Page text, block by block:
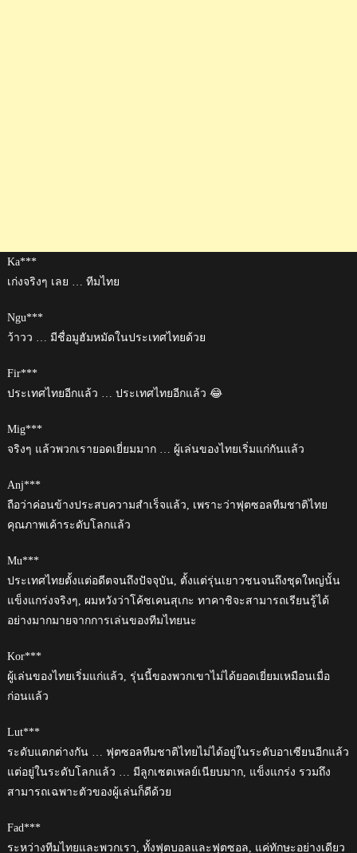
Ka***
เก่งจริงๆ เลย … ทีมไทย
Ngu***
ว้าวว … มีชื่อมูฮัมหมัดในประเทศไทยด้วย
Fir***
ประเทศไทยอีกแล้ว … ประเทศไทยอีกแล้ว 😂
Mig***
จริงๆ แล้วพวกเรายอดเยี่ยมมาก … ผู้เล่นของไทยเริ่มแก่กันแล้ว
Anj***
ถือว่าค่อนข้างประสบความสำเร็จแล้ว, เพราะว่าฟุตซอลทีมชาติไทย
คุณภาพเค้าระดับโลกแล้ว
Mu***
ประเทศไทยตั้งแต่อดีตจนถึงปัจจุบัน, ตั้งแต่รุ่นเยาวชนจนถึงชุดใหญ่นั้น
แข็งแกร่งจริงๆ, ผมหวังว่าโค้ชเคนสุเกะ ทาคาชิจะสามารถเรียนรู้ได้
อย่างมากมายจากการเล่นของทีมไทยนะ
Kor***
ผู้เล่นของไทยเริ่มแก่แล้ว, รุ่นนี้ของพวกเขาไม่ได้ยอดเยี่ยมเหมือนเมื่อ
ก่อนแล้ว
Lut***
ระดับแตกต่างกัน … ฟุตซอลทีมชาติไทยไม่ได้อยู่ในระดับอาเซียนอีกแล้ว
แต่อยู่ในระดับโลกแล้ว … มีลูกเซตเพลย์เนียบมาก, แข็งแกร่ง รวมถึง
สามารถเฉพาะตัวของผู้เล่นก็ดีด้วย
Fad***
ระหว่างทีมไทยและพวกเรา, ทั้งฟุตบอลและฟุตซอล, แค่ทักษะอย่างเดียว